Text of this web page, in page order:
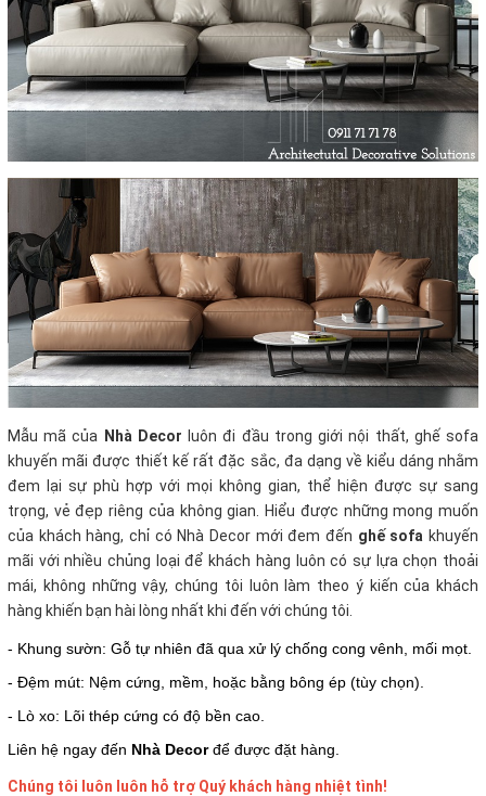
Mẫu mã của Nhà Decor luôn đi đầu trong giới nội thất, ghế sofa
khuyến mãi được thiết kế rất đặc sắc, đa dạng về kiểu dáng nhằm
đem lại sự phù hợp với mọi không gian, thể hiện được sự sang
trọng, vẻ đẹp riêng của không gian. Hiểu được những mong muốn
của khách hàng, chỉ có Nhà Decor mới đem đến ghế sofa khuyến
mãi với nhiều chủng loại để khách hàng luôn có sự lựa chọn thoải
mái, không những vậy, chúng tôi luôn làm theo ý kiến của khách
hàng khiến bạn hài lòng nhất khi đến với chúng tôi.
- Khung sườn: Gỗ tự nhiên đã qua xử lý chống cong vênh, mối mọt.
- Đệm mút: Nệm cứng, mềm, hoặc bằng bông ép (tùy chọn).
- Lò xo: Lõi thép cứng có độ bền cao.
Liên hệ ngay đến Nhà Decorđể được đặt hàng.
Chúng tôi luôn luôn hỗ trợ Quý khách hàng nhiệt tình!